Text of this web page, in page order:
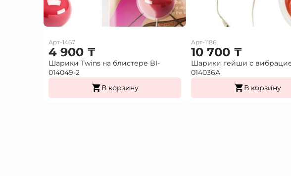
Арт-1467
4 900 ₸
Шарики Twins на блистере BI-
014049-2
В корзину
Арт-1186
10 700 ₸
Шарики гейши с
014036А
В корзину